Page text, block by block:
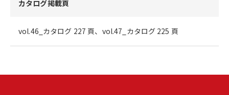
カタログ掲載頁
vol.46_カタログ 227 頁、vol.47_カタログ 225 頁